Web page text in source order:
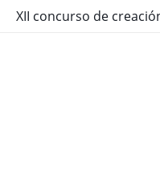
XII concurso de